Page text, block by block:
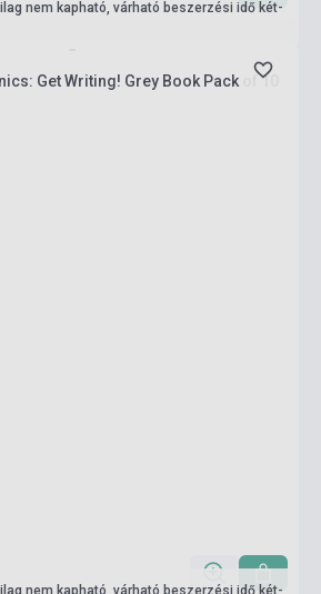
nem kapható, várható beszerzési idő két-
Get Writing! Grey Book Pack of 10
nem kapható, várható beszerzési idő két-